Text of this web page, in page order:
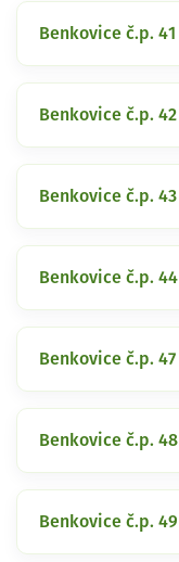
Benkovice č.p. 41
Benkovice č.p. 42
Benkovice č.p. 43
Benkovice č.p. 44
Benkovice č.p. 47
Benkovice č.p. 48
Benkovice č.p. 49